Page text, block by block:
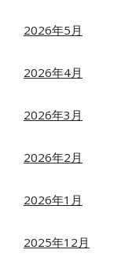
2026年5月
2026年4月
2026年3月
2026年2月
2026年1月
2025年12月